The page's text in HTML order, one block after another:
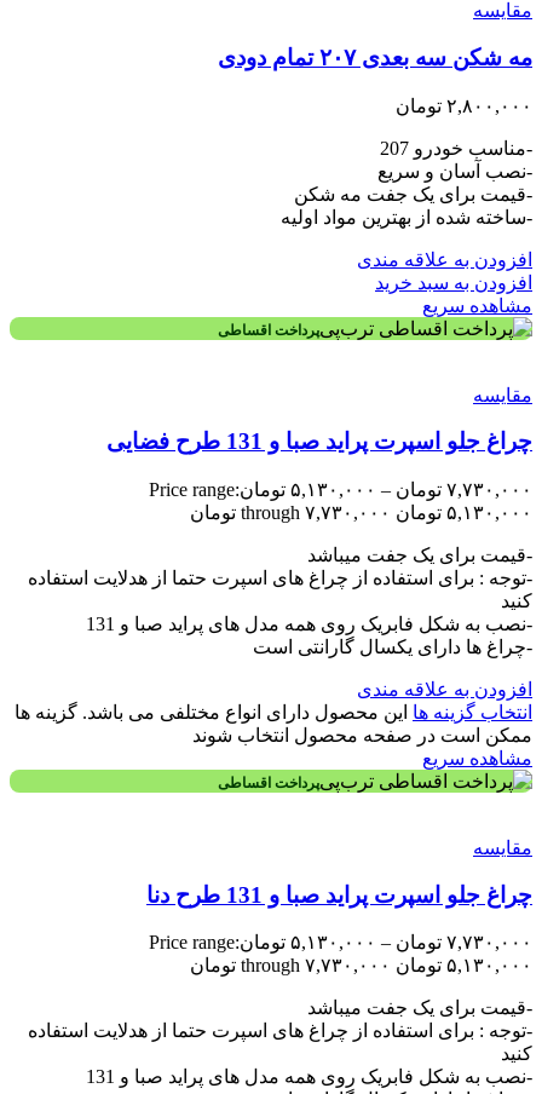
مقایسه
مه شکن سه بعدی ۲۰۷ تمام دودی
۲,۸۰۰,۰۰۰ تومان
-مناسب خودرو 207
-نصب آسان و سریع
-قیمت برای یک جفت مه شکن
-ساخته شده از بهترین مواد اولیه
افزودن به علاقه مندی
افزودن به سبد خرید
مشاهده سریع
پرداخت اقساطی
مقایسه
چراغ جلو اسپرت پراید صبا و 131 طرح فضایی
۷,۷۳۰,۰۰۰ تومان – ۵,۱۳۰,۰۰۰ تومانPrice range:
۵,۱۳۰,۰۰۰ تومان through ۷,۷۳۰,۰۰۰ تومان
-قیمت برای یک جفت میباشد
-توجه : برای استفاده از چراغ های اسپرت حتما از هدلایت استفاده
کنید
-نصب به شکل فابریک روی همه مدل های پراید صبا و 131
-چراغ ها دارای یکسال گارانتی است
افزودن به علاقه مندی
انتخاب گزینه ها این محصول دارای انواع مختلفی می باشد. گزینه ها
ممکن است در صفحه محصول انتخاب شوند
مشاهده سریع
پرداخت اقساطی
مقایسه
چراغ جلو اسپرت پراید صبا و 131 طرح دنا
۷,۷۳۰,۰۰۰ تومان – ۵,۱۳۰,۰۰۰ تومانPrice range:
۵,۱۳۰,۰۰۰ تومان through ۷,۷۳۰,۰۰۰ تومان
-قیمت برای یک جفت میباشد
-توجه : برای استفاده از چراغ های اسپرت حتما از هدلایت استفاده
کنید
-نصب به شکل فابریک روی همه مدل های پراید صبا و 131